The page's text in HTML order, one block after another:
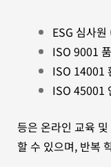
ESG 심사
ISO 9001
ISO 14001
ISO 45001
등은 온라인 교육
할 수 있으며, 반복